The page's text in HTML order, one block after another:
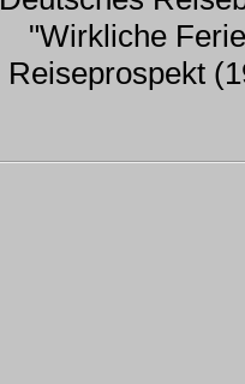
"Wirkliche
Reiseprospekt